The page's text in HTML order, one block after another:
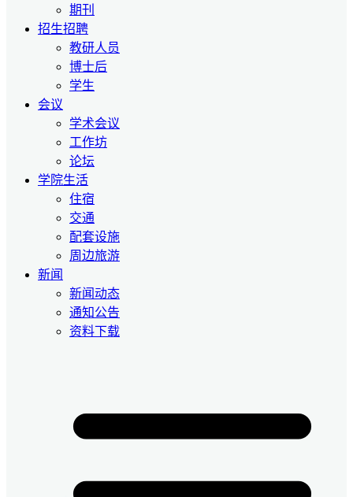
期刊
招生招聘
教研人员
博士后
学生
会议
学术会议
工作坊
论坛
学院生活
住宿
交通
配套设施
周边旅游
新闻
新闻动态
通知公告
资料下载